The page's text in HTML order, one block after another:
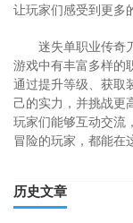
让玩家们感受到更多
迷失单职业传奇
游戏中有丰富多样的
通过提升等级、获取
己的实力，并挑战更
玩家们能够互动交流
冒险的玩家，都能在
历史文章